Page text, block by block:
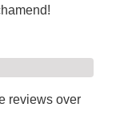
reviews over